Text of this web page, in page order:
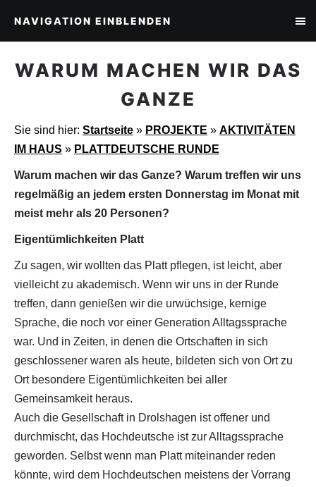
NAVIGATION EINBLENDEN
WARUM MACHEN WIR DAS
GANZE
Sie sind hier: Startseite » PROJEKTE » AKTIVITÄTEN
IM HAUS » PLATTDEUTSCHE RUNDE
Warum machen wir das Ganze? Warum treffen wir uns
regelmäßig an jedem ersten Donnerstag im Monat mit
meist mehr als 20 Personen?
Eigentümlichkeiten Platt
Zu sagen, wir wollten das Platt pflegen, ist leicht, aber
vielleicht zu akademisch. Wenn wir uns in der Runde
treffen, dann genießen wir die urwüchsige, kernige
Sprache, die noch vor einer Generation Alltagssprache
war. Und in Zeiten, in denen die Ortschaften in sich
geschlossener waren als heute, bildeten sich von Ort zu
Ort besondere Eigentümlichkeiten bei aller
Gemeinsamkeit heraus.
Auch die Gesellschaft in Drolshagen ist offener und
durchmischt, das Hochdeutsche ist zur Alltagssprache
geworden. Selbst wenn man Platt miteinander reden
könnte, wird dem Hochdeutschen meistens der Vorrang